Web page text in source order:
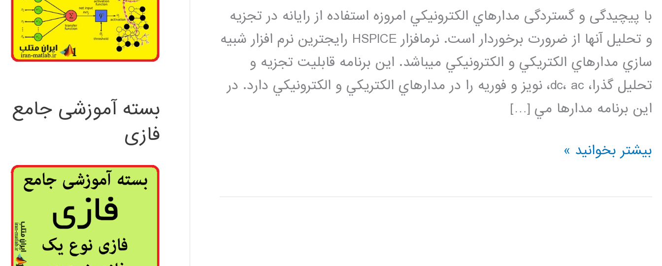
با پیچیدگی و گستردگی مدارهاي الكترونيكي امروزه استفاده از رایانه در تجزيه
و تحليل آن­ها از ضرورت برخوردار است. نرم­افزار HSPICE رایج­ترین نرم­ افزار شبيه
سازي مدارهاي الكتريكي و الكترونيكي مي­باشد. اين برنامه قابليت تجزيه و
تحليل­ گذرا، dc، ac، نویز و فوریه را در مدارهاي الكتريكي و الكترونيكي دارد. در
این برنامه مدارها مي […]
فیلم
فارسی
بیشتر بخوانید »
بسته آموزشی جامع
فازی